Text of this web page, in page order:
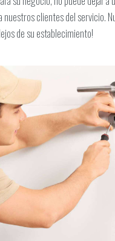
clientes del servicio.
de su establecimiento!